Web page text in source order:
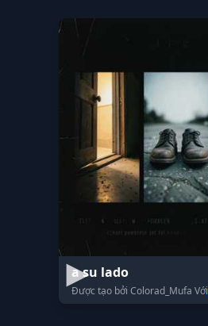
a su lado
Được tạo bởi Colorad_Mufa Với